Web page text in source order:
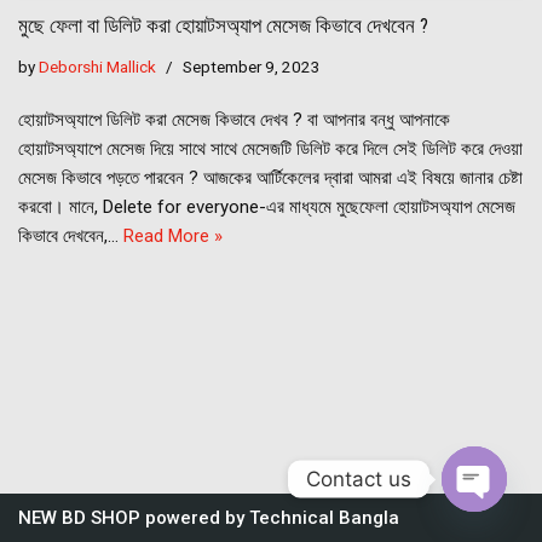
মুছে ফেলা বা ডিলিট করা হোয়াটসঅ্যাপ মেসেজ কিভাবে দেখবেন ?
byDeborshi Mallick September 9, 2023
হোয়াটসঅ্যাপে ডিলিট করা মেসেজ কিভাবে দেখব ? বা আপনার বন্ধু আপনাকে
হোয়াটসঅ্যাপে মেসেজ দিয়ে সাথে সাথে মেসেজটি ডিলিট করে দিলে সেই ডিলিট করে দেওয়া
মেসেজ কিভাবে পড়তে পারবেন ? আজকের আর্টিকেলের দ্বারা আমরা এই বিষয়ে জানার চেষ্টা
করবো। মানে, Delete for everyone-এর মাধ্যমে মুছেফেলা হোয়াটসঅ্যাপ মেসেজ
কিভাবে দেখবেন,… Read More »
NEW BD SHOP powered byTechnical Bangla
Contact us